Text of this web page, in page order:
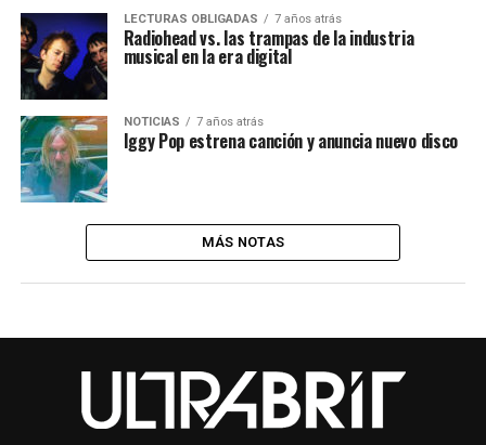
LECTURAS OBLIGADAS 7 años atrás
Radiohead vs. las trampas de la industria
musical en la era digital
NOTICIAS 7 años atrás
Iggy Pop estrena canción y anuncia nuevo disco
MÁS NOTAS